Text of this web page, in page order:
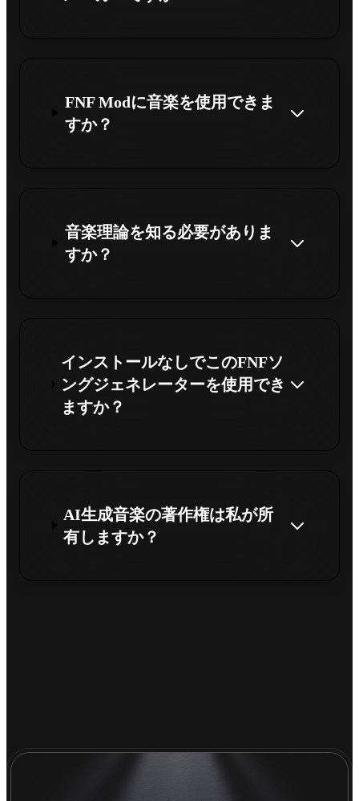
FNF Modに音楽を使用できま
すか？
音楽理論を知る必要がありま
すか？
インストールなしでこのFNFソ
ングジェネレーターを使用でき
ますか？
AI生成音楽の著作権は私が所
有しますか？